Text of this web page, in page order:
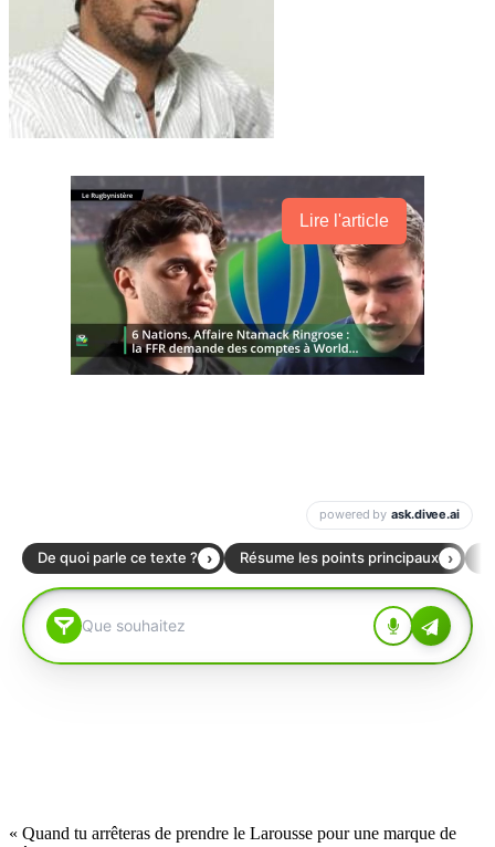
Lire l'article
« Quand tu arrêteras de prendre le Larousse pour une marque de